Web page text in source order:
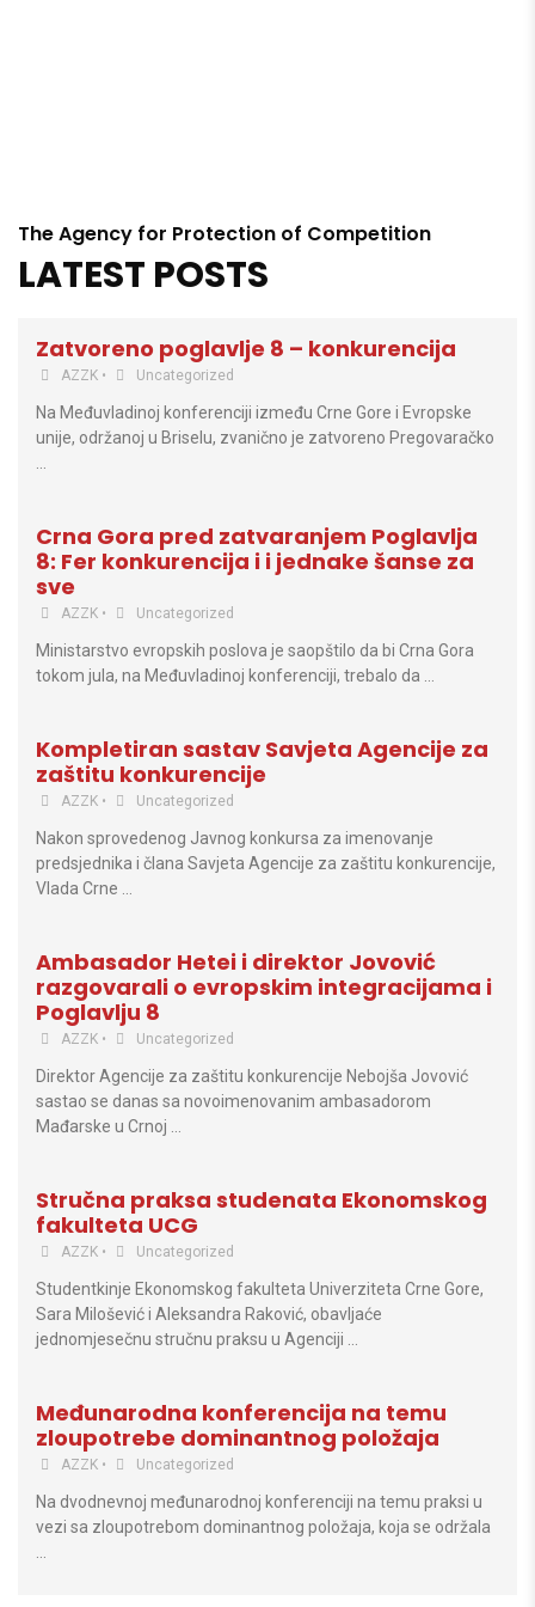
The Agency for Protection of Competition
LATEST POSTS
Zatvoreno poglavlje 8 – konkurencija
AZZK • Uncategorized
Na Međuvladinoj konferenciji između Crne Gore i Evropske
unije, održanoj u Briselu, zvanično je zatvoreno Pregovaračko
…
Crna Gora pred zatvaranjem Poglavlja
8: Fer konkurencija i i jednake šanse za
sve
AZZK • Uncategorized
Ministarstvo evropskih poslova je saopštilo da bi Crna Gora
tokom jula, na Međuvladinoj konferenciji, trebalo da …
Kompletiran sastav Savjeta Agencije za
zaštitu konkurencije
AZZK • Uncategorized
Nakon sprovedenog Javnog konkursa za imenovanje
predsjednika i člana Savjeta Agencije za zaštitu konkurencije,
Vlada Crne …
Ambasador Hetei i direktor Jovović
razgovarali o evropskim integracijama i
Poglavlju 8
AZZK • Uncategorized
Direktor Agencije za zaštitu konkurencije Nebojša Jovović
sastao se danas sa novoimenovanim ambasadorom
Mađarske u Crnoj …
Stručna praksa studenata Ekonomskog
fakulteta UCG
AZZK • Uncategorized
Studentkinje Ekonomskog fakulteta Univerziteta Crne Gore,
Sara Milošević i Aleksandra Raković, obavljaće
jednomjesečnu stručnu praksu u Agenciji …
Međunarodna konferencija na temu
zloupotrebe dominantnog položaja
AZZK • Uncategorized
Na dvodnevnoj međunarodnoj konferenciji na temu praksi u
vezi sa zloupotrebom dominantnog položaja, koja se održala
…